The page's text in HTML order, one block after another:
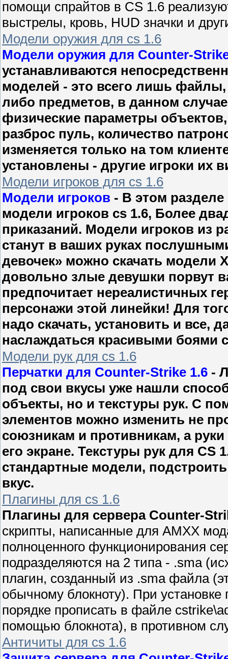
помощи спрайтов в CS 1.6
выстрелы, кровь, HUD значки и
Модели оружия для cs 1.6
Модели оружия для Counter-
устанавливаются
моделей - это всего лишь файлы,
либо предметов, в данном
физические параметры объектов,
разброс пуль, количество
изменяется только на том
установлены - другие игроки их
Модели игроков для cs 1.6
Модели игроков - В этом
модели игроков cs 1.6, Более
приказаний. Модели игроков из
станут в ваших руках
девочек» можно скачать модели
довольно злые девушки порвут
предпочитает нереалистичных
персонажи этой линейки! Для
надо скачать, установить и все,
наслаждаться красивыми боями
Модели рук для cs 1.6
Перчатки для Counter-Strike 1.6 -
под свои вкусы уже нашли
объекты, но и текстуры рук. С
элементов можно изменить не
союзникам и противникам, а
его экране. Текстуры рук для CS
стандартные модели,
вкус.
Плагины для cs 1.6
Плагины для сервера Counter-
скрипты, написанные для AMXX
полноценного функционирования
подразделяются на 2 типа - .sma
плагин, созданный из .sma файла
обычному блокноту). При
порядке прописать в файле
помощью блокнота), в противном
Античиты для cs 1.6